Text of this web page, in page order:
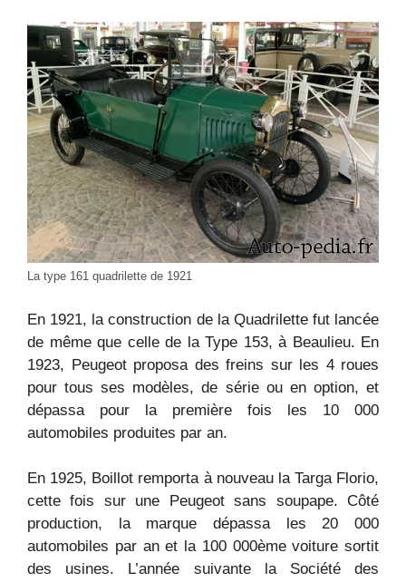
La type 161 quadrilette de 1921
En 1921, la construction de la Quadrilette fut lancée
de même que celle de la Type 153, à Beaulieu. En
1923, Peugeot proposa des freins sur les 4 roues
pour tous ses modèles, de série ou en option, et
dépassa pour la première fois les 10 000
automobiles produites par an.
En 1925, Boillot remporta à nouveau la Targa Florio,
cette fois sur une Peugeot sans soupape. Côté
production, la marque dépassa les 20 000
automobiles par an et la 100 000ème voiture sortit
des usines. L’année suivante la Société des